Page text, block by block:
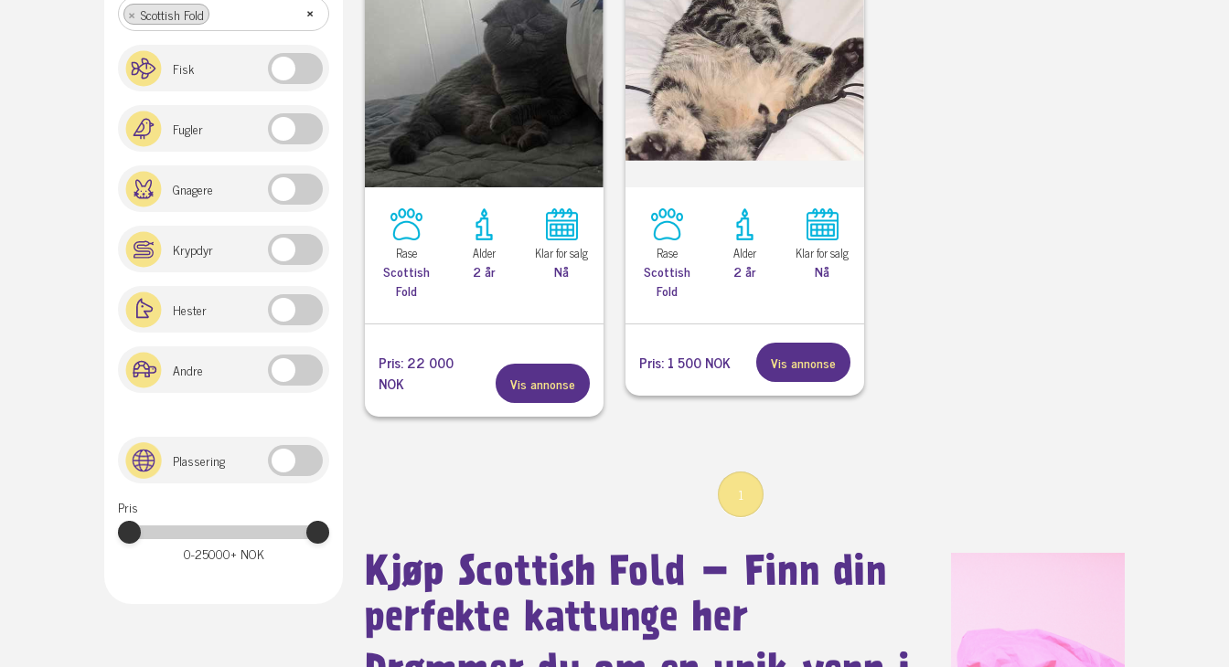
×
× Scottish Fold
Fisk
Fugler
Gnagere
Krypdyr
Hester
Andre
Plassering
Pris
0-25000+ NOK
Rase
Scottish
Fold
Alder
2 år
Klar for salg
Nå
Pris: 22 000
NOK
Vis annonse
Rase
Scottish
Fold
Alder
2 år
Klar for salg
Nå
Pris: 1 500 NOK Vis annonse
1
Kjøp Scottish Fold – Finn din
perfekte kattunge her